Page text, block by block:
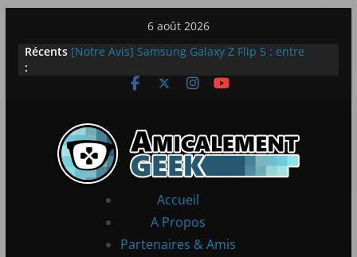
contenu
6 août 2026
Récents
:
[Notre Avis] Samsung Galaxy Z Flip 5 : entre
[PS5] New World Aeternum [Notre Avis]
LEGO dévoile la LEGO Technic McLaren P1
Accueil
A Propos
Partenaires & Amis